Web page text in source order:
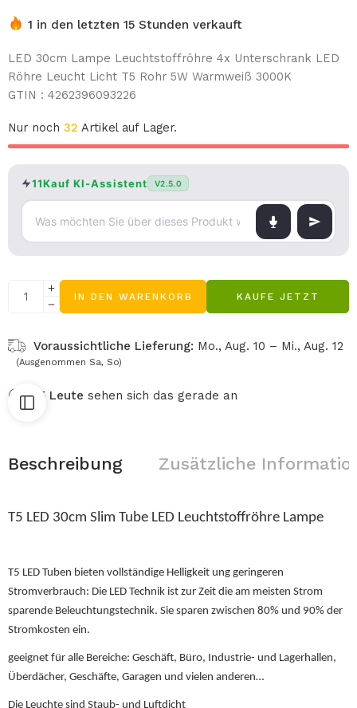
1 in den letzten 15 Stunden verkauft
LED 30cm Lampe Leuchtstoffröhre 4x Unterschrank LED
Röhre Leucht Licht T5 Rohr 5W Warmweiß 3000K
GTIN : 4262396093226
Nur noch 32 Artikel auf Lager.
11Kauf KI-Assistent V2.5.0
IN DEN WARENKORB KAUFE JETZT
Voraussichtliche Lieferung: Mo., Aug. 10 – Mi., Aug. 12
(Ausgenommen Sa, So)
25 Leute sehen sich das gerade an
Beschreibung Zusätzliche
T5 LED 30cm Slim Tube LED Leuchtstoffröhre Lampe
T5 LED Tuben bieten vollständige Helligkeit ung geringeren
Stromverbrauch: Die LED Technik ist zur Zeit die am meisten Strom
sparende Beleuchtungstechnik. Sie sparen zwischen 80% und 90% der
Stromkosten ein.
geeignet für alle Bereiche: Geschäft, Büro, Industrie- und Lagerhallen,
Überdächer, Geschäfte, Garagen und vielen anderen…
Die Leuchte sind Staub- und Luftdicht